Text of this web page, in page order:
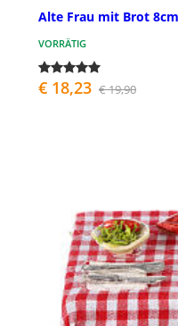
Alte Frau mit Brot
VORRÄTIG
€ 18,23 € 19,90